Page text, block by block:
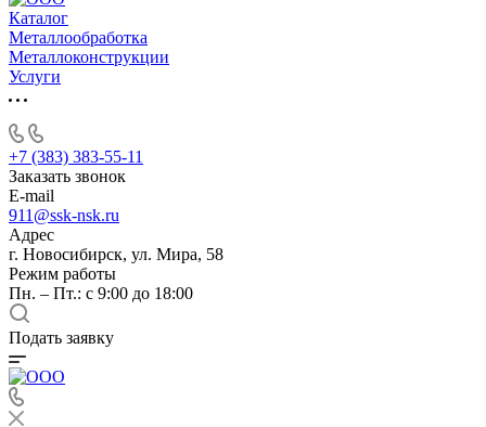
Каталог
Металлообработка
Металлоконструкции
Услуги
+7 (383) 383-55-11
Заказать звонок
E-mail
911@ssk-nsk.ru
Адрес
г. Новосибирск, ул. Мира, 58
Режим работы
Пн. – Пт.: с 9:00 до 18:00
Подать заявку